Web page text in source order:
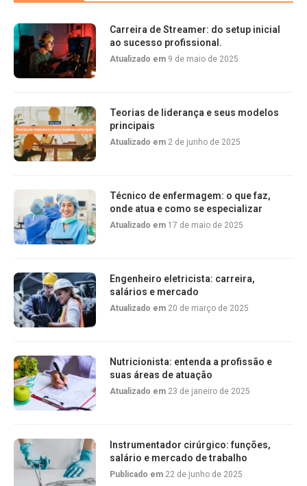
Carreira de Streamer: do setup inicial
ao sucesso profissional.
Atualizado em 9 de maio de 2025
Teorias de liderança e seus modelos
principais
Atualizado em 2 de junho de 2025
Técnico de enfermagem: o que faz,
onde atua e como se especializar
Atualizado em 17 de maio de 2025
Engenheiro eletricista: carreira,
salários e mercado
Atualizado em 20 de março de 2025
Nutricionista: entenda a profissão e
suas áreas de atuação
Atualizado em 23 de janeiro de 2025
Instrumentador cirúrgico: funções,
salário e mercado de trabalho
Publicado em 22 de junho de 2025